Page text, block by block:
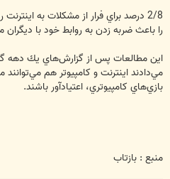
را باعث ضربه زدن به روابط خود با ديگران
اين مطالعات پس از گزارش‌هاي يك دهه
مي‌دادند اينترنت و كامپيوتر هم مي‌توانند
بازي‌هاي كامپيوتري، اعتيادآور باشند.
منبع : بازتاب